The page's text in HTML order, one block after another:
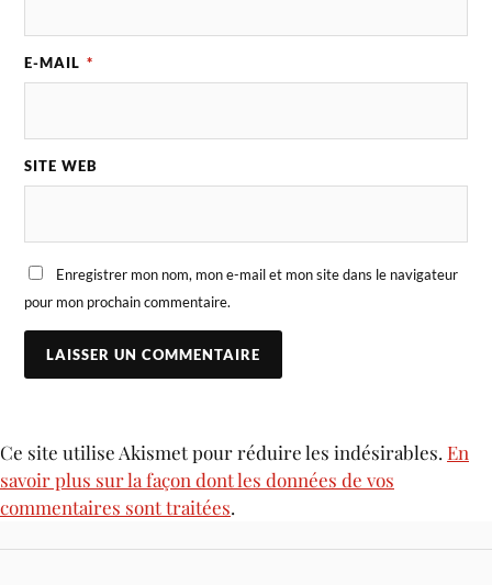
E-MAIL *
SITE WEB
Enregistrer mon nom, mon e-mail et mon site dans le navigateur
pour mon prochain commentaire.
Ce site utilise Akismet pour réduire les indésirables. En
savoir plus sur la façon dont les données de vos
commentaires sont traitées.